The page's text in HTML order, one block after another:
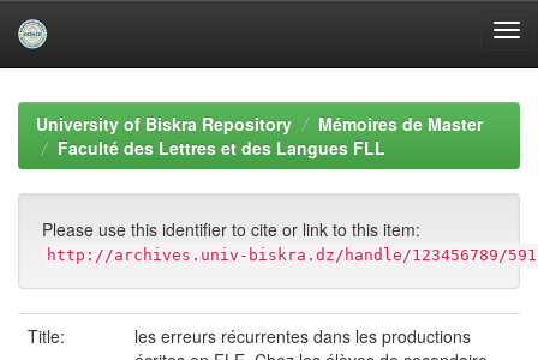
navigationUniversity of Biskra Repository
Mémoires de Master
Faculté des Lettres et des Langues FLL
Please use this identifier to cite or link to this item:
http://archives.univ-biskra.dz/handle/123456789/
Title:
les erreurs récurrentes dans les productions